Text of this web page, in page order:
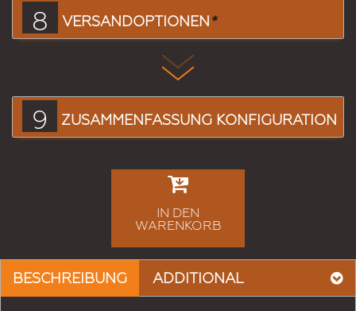
8 VERSANDOPTIONEN*
9 ZUSAMMENFASSUNG KONFIGURATION
IN DEN
WARENKORB
BESCHREIBUNG ADDITIONAL